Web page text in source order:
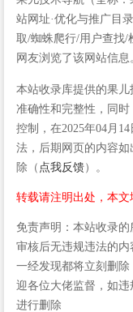
站网址·优化与推广目
取/蜘蛛爬行/用户查找/
网友浏览了该网站信息
本站收录库提供的果
准确性和完整性，同
控制，在2025年04月
法，后期网页的内容
除（ 点我反馈）。
转载请注明出处，本文
免责声明：本站收录
审核后无违规违法的
一经发现都将立刻删
迎各位大佬监督，如
进行删除